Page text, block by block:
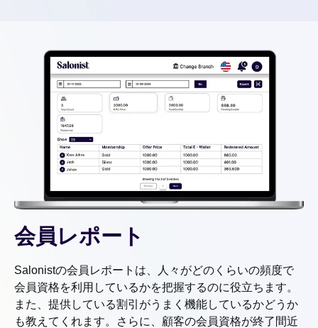
会員レポート
Salonistの会員レポートは、人々がどのくらいの頻度で
会員資格を利用しているかを把握するのに役立ちます。
また、提供している割引がうまく機能しているかどうか
も教えてくれます。さらに、顧客の会員資格が終了間近